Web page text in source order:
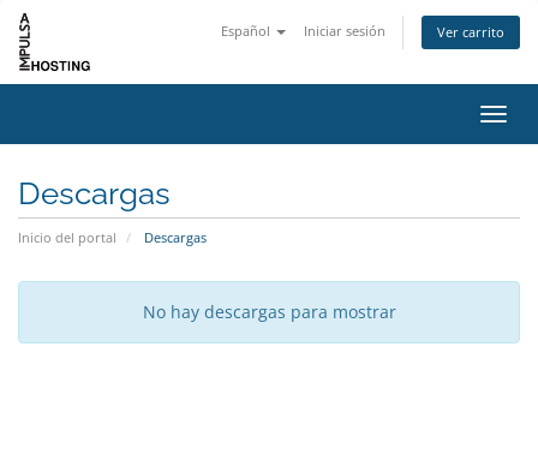
Español Iniciar sesión Ver carrito
Descargas
Inicio del portal Descargas
No hay descargas para mostrar